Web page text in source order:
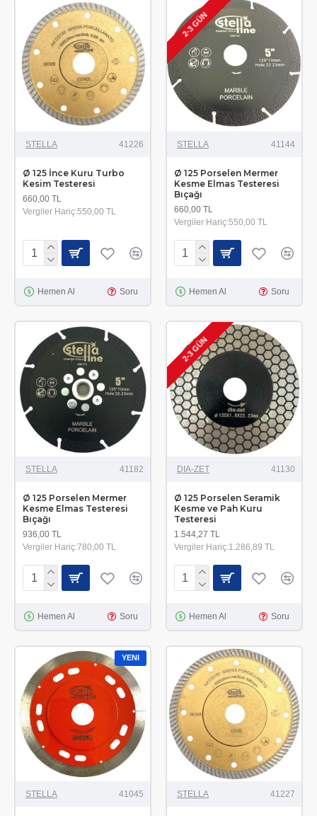
STELLA 41226
Ø 125 İnce Kuru Turbo
Kesim Testeresi
660,00 TL
Vergiler Hariç:550,00 TL
Hemen Al Soru
2-3 GÜN
STELLA 41144
Ø 125 Porselen Mermer
Kesme Elmas Testeresi
Bıçağı
660,00 TL
Vergiler Hariç:550,00 TL
Hemen Al Soru
STELLA 41182
Ø 125 Porselen Mermer
Kesme Elmas Testeresi
Bıçağı
936,00 TL
Vergiler Hariç:780,00 TL
Hemen Al Soru
2-3 GÜN
DIA-ZET 41130
Ø 125 Porselen Seramik
Kesme ve Pah Kuru
Testeresi
1.544,27 TL
Vergiler Hariç:1.286,89 TL
Hemen Al Soru
YENI
STELLA 41045 STELLA 41227